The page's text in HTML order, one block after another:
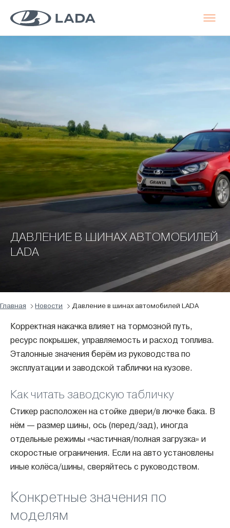
ДАВЛЕНИЕ В ШИНАХ АВТОМОБИЛЕЙ
LADA
Главная Новости Давление в шинах автомобилей LADA
Корректная накачка влияет на тормозной путь,
ресурс покрышек, управляемость и расход топлива.
Эталонные значения берём из руководства по
эксплуатации и заводской таблички на кузове.
Как читать заводскую табличку
Стикер расположен на стойке двери/в лючке бака. В
нём — размер шины, ось (перед/зад), иногда
отдельные режимы «частичная/полная загрузка» и
скоростные ограничения. Если на авто установлены
иные колёса/шины, сверяйтесь с руководством.
Конкретные значения по
моделям